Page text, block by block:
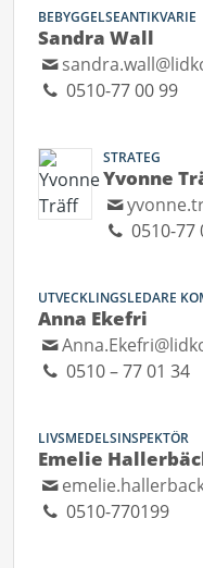
BEBYGGELSEANTIKVARIE
Sandra Wall
0510-77 00 99
STRATEG
Yvonne
0510-77
UTVECKLINGSLEDARE
Anna Ekefri
0510 – 77 01 34
LIVSMEDELSINSPEKTÖR
Emelie
0510-770199